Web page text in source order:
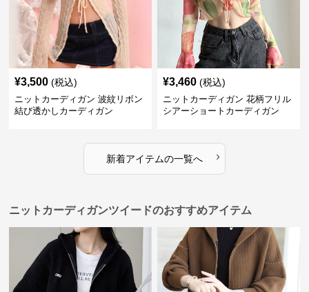
¥3,500 (税込)
ニットカーディガン 波紋リボン
結び透かしカーディガン
¥3,460 (税込)
ニットカーディガン 花柄フリル
シアーショートカーディガン
新着アイテムの一覧へ ›
ニットカーディガンツイードのおすすめアイテム